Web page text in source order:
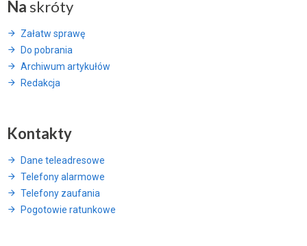
Na skróty
Załatw sprawę
Do pobrania
Archiwum artykułów
Redakcja
Kontakty
Dane teleadresowe
Telefony alarmowe
Telefony zaufania
Pogotowie ratunkowe